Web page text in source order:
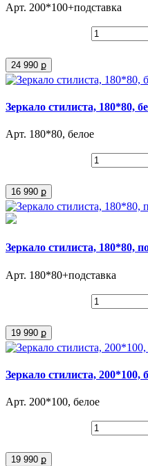
Арт. 200*100+подставка
24 990 ք
Зеркало стилиста, 180*80,
Арт. 180*80, белое
16 990 ք
Зеркало стилиста, 180*80,
Арт. 180*80+подставка
19 990 ք
Зеркало стилиста, 200*100,
Арт. 200*100, белое
19 990 ք